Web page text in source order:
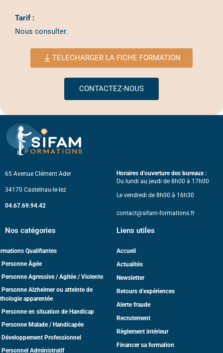
Tarif :
Nous consulter.
TELECHARGER LA FICHE FORMATION
CONTACTEZ-NOUS
65 Avenue Clément Ader
34170 Castelnau-le-lez
04.67.69.94.42
Horaires d’ouverture des bureaux :
Du lundi au jeudi de 8h00 à 17h00
Le vendredi de 8h00 à 16h30
contact@sifam-formations.fr
Nos catégories
Qualifiantes
Personne Âgée
Personne Agressive / Agitée / Violente
Personne Alzheimer ou atteinte de
apparentée
Personne en situation de Handicap
Personne Malade / Handicapée
Développement Professionnel
Personnel Administratif
Liens utiles
Accueil
Actualités
Newsletter
Retours d’expériences
Alerte fraude
Recrutement
Règlement intérieur
Financer sa formation